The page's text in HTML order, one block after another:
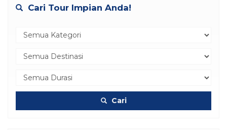
Cari Tour Impian Anda!
Cari